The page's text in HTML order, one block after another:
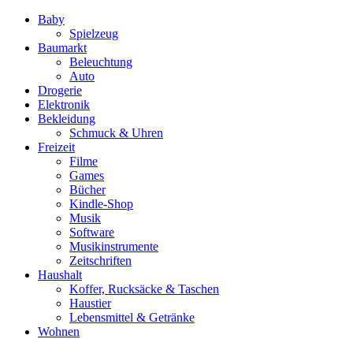
Baby
Spielzeug
Baumarkt
Beleuchtung
Auto
Drogerie
Elektronik
Bekleidung
Schmuck & Uhren
Freizeit
Filme
Games
Bücher
Kindle-Shop
Musik
Software
Musikinstrumente
Zeitschriften
Haushalt
Koffer, Rucksäcke & Taschen
Haustier
Lebensmittel & Getränke
Wohnen